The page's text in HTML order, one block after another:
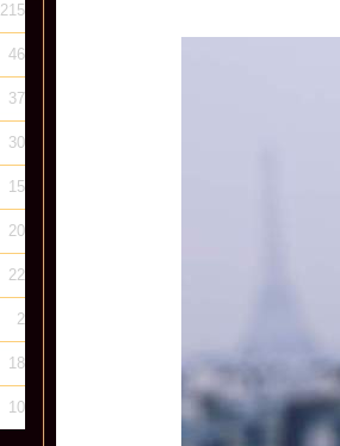
215
46
37
30
15
20
22
2
18
10